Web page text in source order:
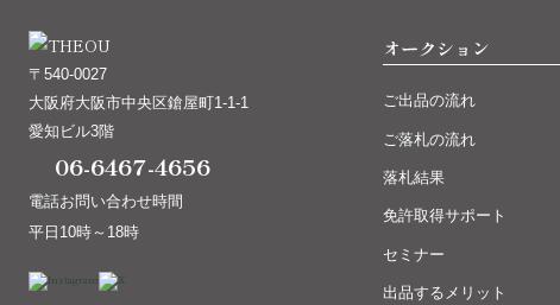
〒540-0027
大阪府大阪市中央区鎗屋町1-1-1
愛知ビル3階
06-6467-4656
電話お問い合わせ時間
平日10時～18時
オークション
ご出品の流れ
ご落札の流れ
落札結果
免許取得サポート
セミナー
出品するメリット